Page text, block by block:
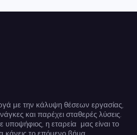
με την κάλυψη θέσεων εργασίας,
και παρέχει σταθερές λύσεις.
υποψήφιος, η εταρεία μας είναι το